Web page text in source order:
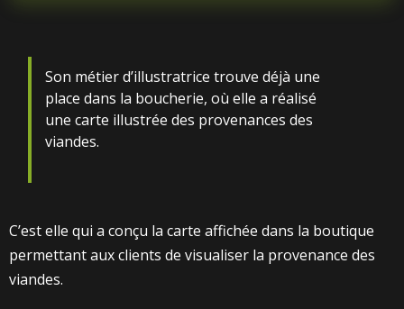
Son métier d’illustratrice trouve déjà une
place dans la boucherie, où elle a réalisé
une carte illustrée des provenances des
viandes.
C’est elle qui a conçu la carte affichée dans la boutique
permettant aux clients de visualiser la provenance des
viandes.